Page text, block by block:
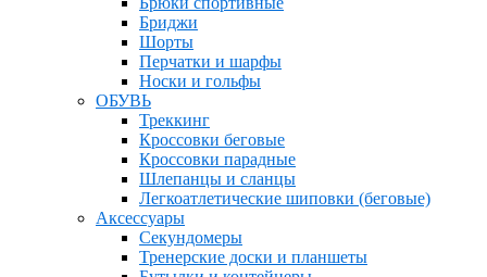
Бриджи
Шорты
Перчатки и шарфы
Носки и гольфы
ОБУВЬ
Треккинг
Кроссовки беговые
Кроссовки парадные
Шлепанцы и сланцы
Легкоатлетические шиповки (беговые)
Аксессуары
Секундомеры
Тренерские доски и планшеты